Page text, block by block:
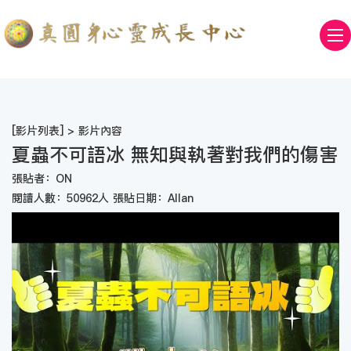
[影片列表] > 影片內容
夏蟲不可語冰 無知與執著對我們的傷害
張貼者：ON
閱讀人數：50962人 張貼日期：Allan